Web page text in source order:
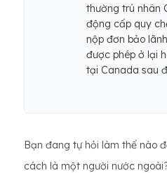
thường trú nhân
động cấp quy
nộp đơn bảo
được phép ở lại
tại Canada sau
Bạn đang tự hỏi làm thế nào
cách là một người nước